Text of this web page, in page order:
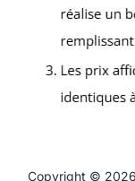
Copyright ©